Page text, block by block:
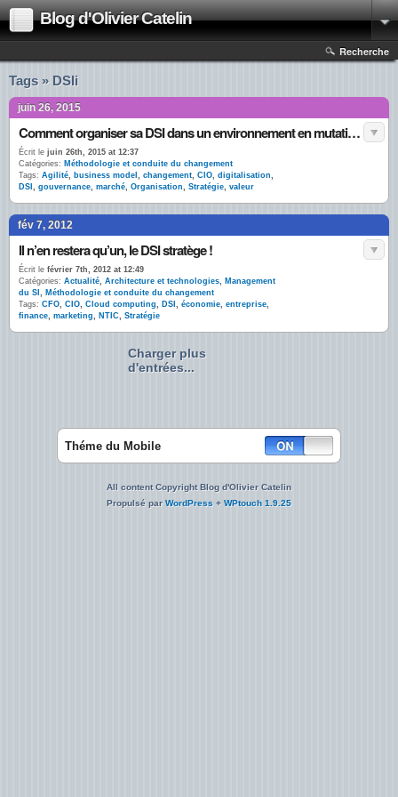
Blog d'Olivier Catelin
Recherche
Tags » DSIi
juin 26, 2015
Comment organiser sa DSI dans un environnement en mutation permanente ?
Écrit le juin 26th, 2015 at 12:37
Catégories: Méthodologie et conduite du changement
Tags: Agilité, business model , changement, CIO, digitalisation,
DSI , gouvernance, marché, Organisation, Stratégie, valeur
fév 7, 2012
Il n’en restera qu’un, le DSI stratège !
Écrit le février 7th, 2012 at 12:49
Catégories: Actualité, Architecture et technologies, Management
du SI , Méthodologie et conduite du changement
Tags: CFO, CIO, Cloud computing, DSI , économie, entreprise,
finance, marketing, NTIC, Stratégie
Charger plus
d'entrées...
Théme du Mobile
All content Copyright Blog d'Olivier Catelin
Propulsé parWordPress + WPtouch 1.9.25